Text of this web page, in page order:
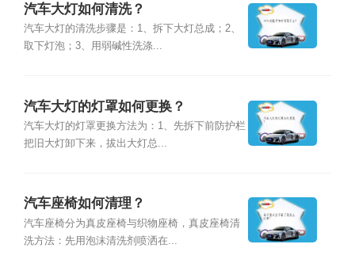
汽车大灯如何清洗？
汽车大灯的清洗步骤是：1、拆下大灯总成；2、
取下灯泡；3、用弱碱性洗涤...
汽车大灯的灯罩如何更换？
汽车大灯的灯罩更换方法为：1、先拆下前防护栏
把旧大灯卸下来，拔出大灯总...
汽车座椅如何清理？
汽车座椅分为真皮座椅与织物座椅，真皮座椅清
洗方法：先用泡沫清洗剂喷洒在...